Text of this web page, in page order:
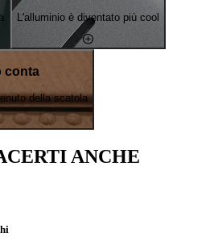
L'alluminio è diventato più cool
conta
della scatola
ANCHE